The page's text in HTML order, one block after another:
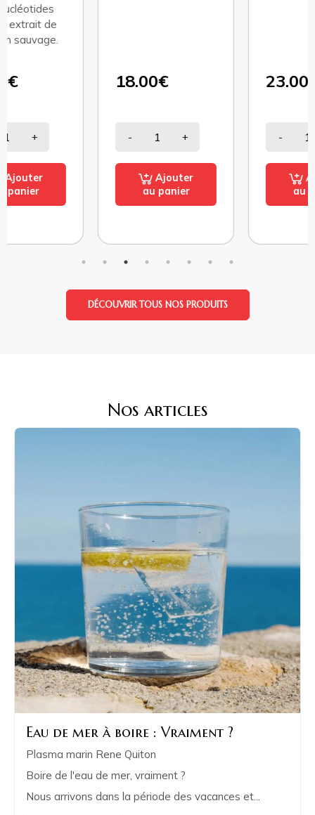
DÉCOUVRIR TOUS NOS PRODUITS
Nos articles
Eau de mer à boire : Vraiment ?
Plasma marin Rene Quiton
Boire de l'eau de mer, vraiment ?
Nous arrivons dans la période des vacances et...